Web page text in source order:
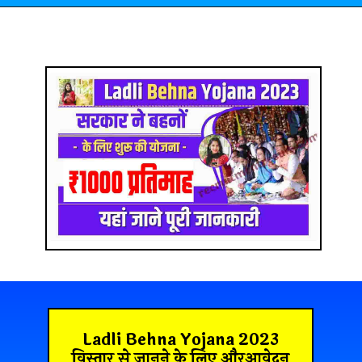
Ladli Behna Yojana 2023